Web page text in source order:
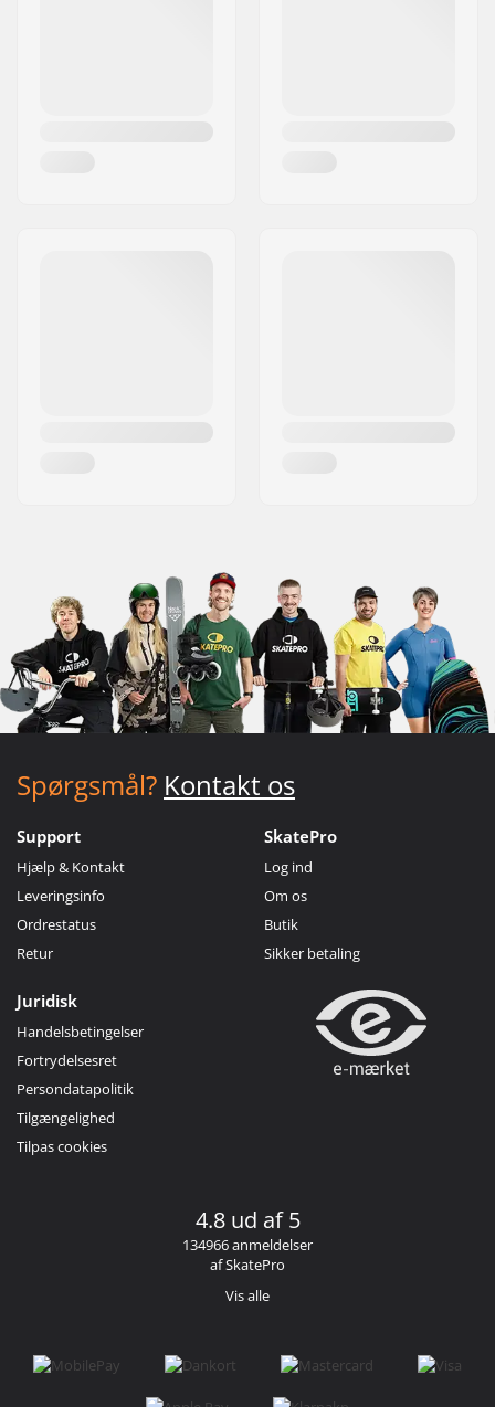
Spørgsmål? Kontakt os
Support
Hjælp & Kontakt
Leveringsinfo
Ordrestatus
Retur
SkatePro
Log ind
Om os
Butik
Sikker betaling
Juridisk
Handelsbetingelser
Fortrydelsesret
Persondatapolitik
Tilgængelighed
Tilpas cookies
4.8 ud af 5
134966 anmeldelser
af SkatePro
Vis alle